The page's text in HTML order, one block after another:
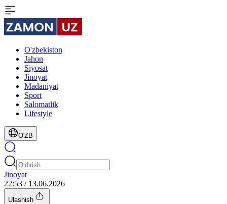
O'zbekiston
Jahon
Siyosat
Jinoyat
Madaniyat
Sport
Salomatlik
Lifestyle
O'ZB
Jinoyat
22:53 / 13.06.2026
Ulashish